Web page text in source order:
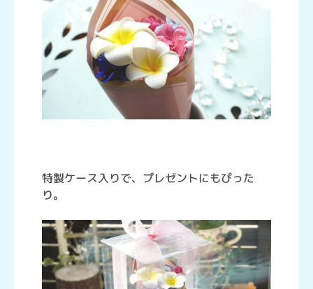
特製ケース入りで、プレゼントにもぴった
り。